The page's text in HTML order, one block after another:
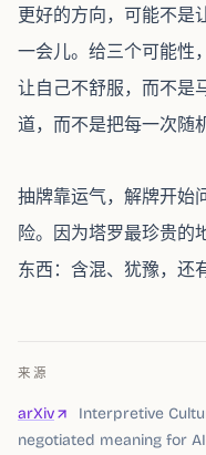
更好的方向，可能不是
一会儿。给三个可能性
让自己不舒服，而不是
道，而不是把每一次随
抽牌靠运气，解牌开始
险。因为塔罗最珍贵的
东西：含混、犹豫，还
来源
arXiv
Interpretive
negotiated meaning for